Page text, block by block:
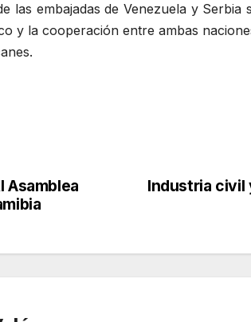
las embajadas de Venezuela y
y la cooperación entre ambas
Industria civil
Asamblea